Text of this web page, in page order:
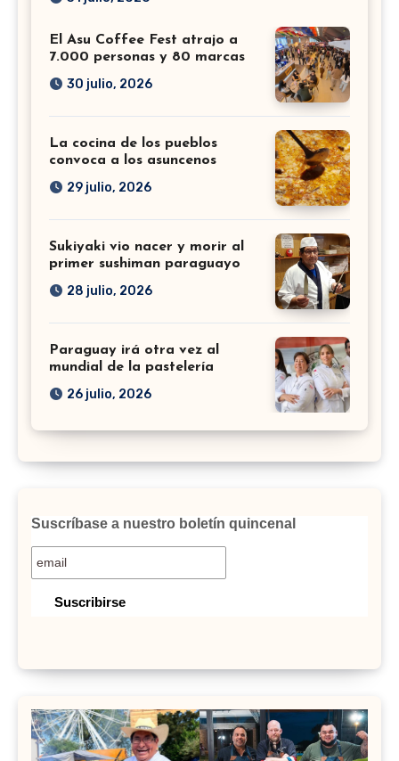
El Asu Coffee Fest atrajo a
7.000 personas y 80 marcas
30 julio, 2026
La cocina de los pueblos
convoca a los asuncenos
29 julio, 2026
Sukiyaki vio nacer y morir al
primer sushiman paraguayo
28 julio, 2026
Paraguay irá otra vez al
mundial de la pastelería
26 julio, 2026
Suscríbase a nuestro boletín quincenal